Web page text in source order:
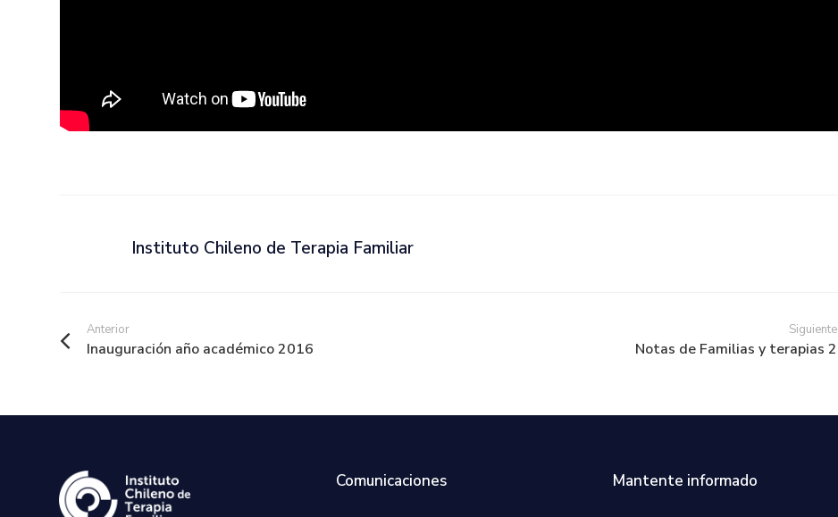
Instituto Chileno de Terapia Familiar
Anterior
Inauguración año académico 2016
Siguiente
Notas de Familias y terapias 2
Comunicaciones Mantente informado